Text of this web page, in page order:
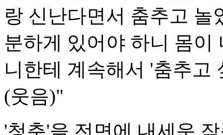
랑 신난다면서 춤추고 놀
분하게 있어야 하니 몸이
니한테 계속해서 '춤추고
(웃음)"